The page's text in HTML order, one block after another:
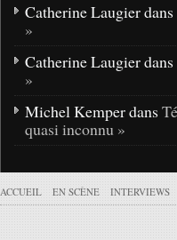
Catherine Laugier dans
»
Catherine Laugier dans
»
Michel Kemper dans
quasi inconnu »
ACCUEIL EN SCÈNE INTERVIEWS